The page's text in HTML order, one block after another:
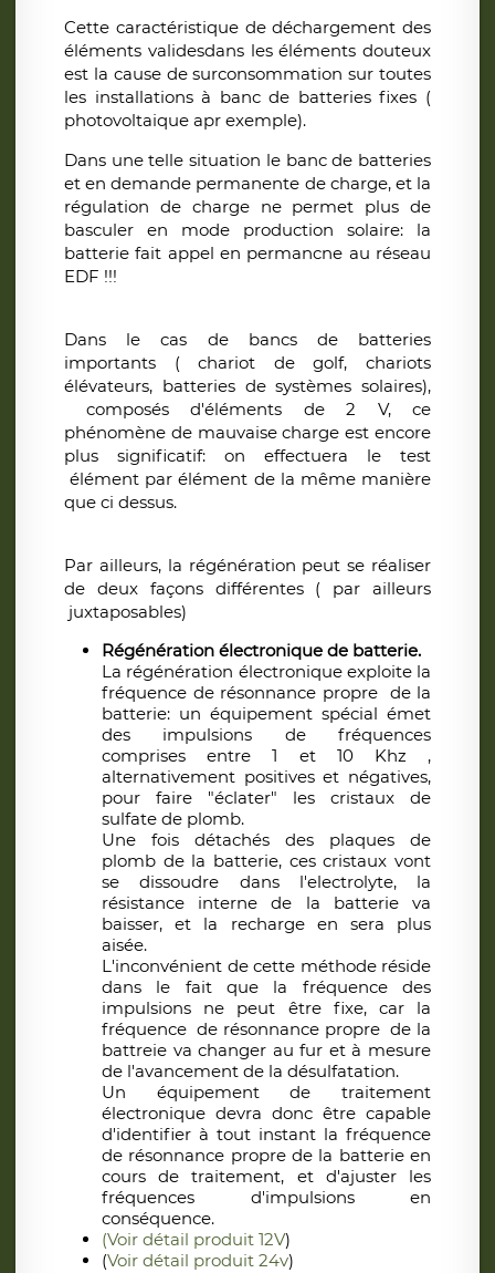
Cette caractéristique de déchargement des
éléments validesdans les éléments douteux
est la cause de surconsommation sur toutes
les installations à banc de batteries fixes (
photovoltaique apr exemple).
Dans une telle situation le banc de batteries
et en demande permanente de charge, et la
régulation de charge ne permet plus de
basculer en mode production solaire: la
batterie fait appel en permancne au réseau
EDF !!!
Dans le cas de bancs de batteries
importants ( chariot de golf, chariots
élévateurs, batteries de systèmes solaires),
composés d'éléments de 2 V, ce
phénomène de mauvaise charge est encore
plus significatif: on effectuera le test
élément par élément de la même manière
que ci dessus.
Par ailleurs, la régénération peut se réaliser
de deux façons différentes ( par ailleurs
juxtaposables)
Régénération électronique de batterie.
La régénération électronique exploite la
fréquence de résonnance propre de la
batterie: un équipement spécial émet
des impulsions de fréquences
comprises entre 1 et 10 Khz ,
alternativement positives et négatives,
pour faire "éclater" les cristaux de
sulfate de plomb.
Une fois détachés des plaques de
plomb de la batterie, ces cristaux vont
se dissoudre dans l'electrolyte, la
résistance interne de la batterie va
baisser, et la recharge en sera plus
aisée.
L'inconvénient de cette méthode réside
dans le fait que la fréquence des
impulsions ne peut être fixe, car la
fréquence de résonnance propre de la
battreie va changer au fur et à mesure
de l'avancement de la désulfatation.
Un équipement de traitement
électronique devra donc être capable
d'identifier à tout instant la fréquence
de résonnance propre de la batterie en
cours de traitement, et d'ajuster les
fréquences d'impulsions en
conséquence.
(Voir détail produit 12V)
(Voir détail produit 24v)